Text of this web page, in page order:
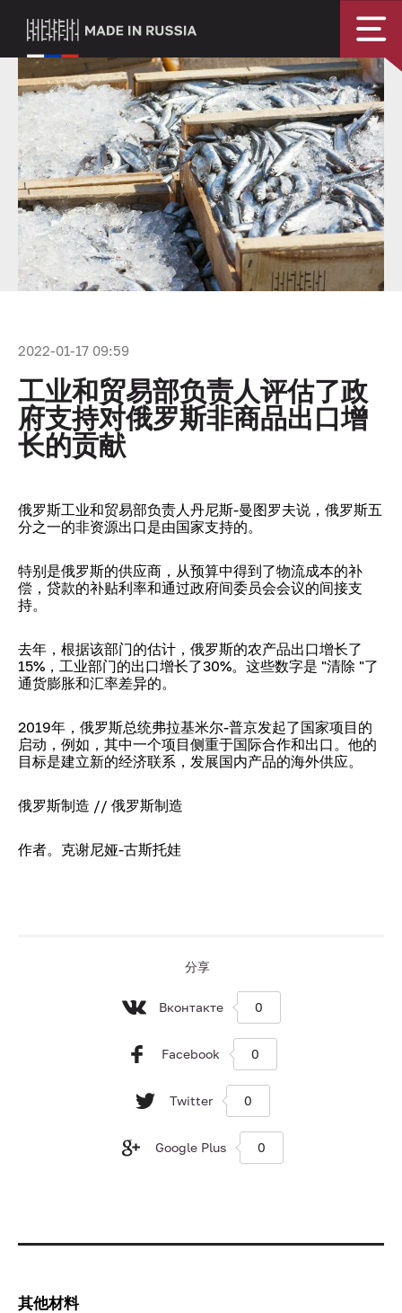
2022-01-17 09:59
工业和贸易部负责人评估了政
府支持对俄罗斯非商品出口增
长的贡献
俄罗斯工业和贸易部负责人丹尼斯-曼图罗夫说，俄罗斯五
分之一的非资源出口是由国家支持的。
特别是俄罗斯的供应商，从预算中得到了物流成本的补
偿，贷款的补贴利率和通过政府间委员会会议的间接支
持。
去年，根据该部门的估计，俄罗斯的农产品出口增长了
15%，工业部门的出口增长了30%。这些数字是 "清除 "了
通货膨胀和汇率差异的。
2019年，俄罗斯总统弗拉基米尔-普京发起了国家项目的
启动，例如，其中一个项目侧重于国际合作和出口。他的
目标是建立新的经济联系，发展国内产品的海外供应。
俄罗斯制造 // 俄罗斯制造
作者。克谢尼娅-古斯托娃
分享
Вконтакте 0
Facebook 0
Twitter 0
Google Plus 0
其他材料